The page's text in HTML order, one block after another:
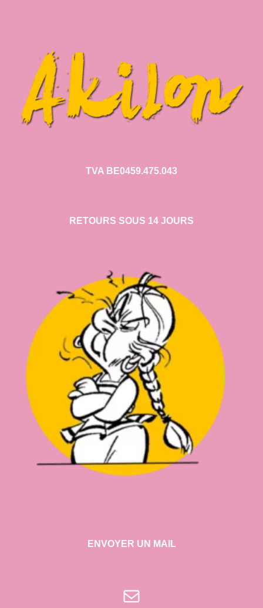
TVA BE0459.475.043
RETOURS SOUS 14 JOURS
ENVOYER UN MAIL
E-mail